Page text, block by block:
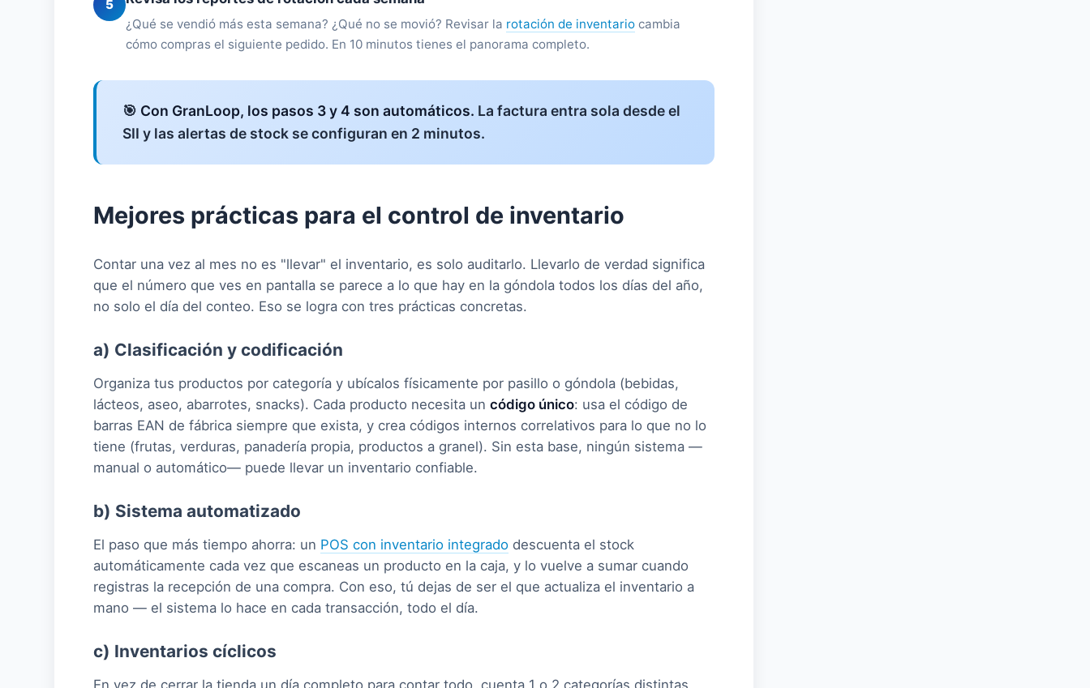
5
¿Qué se vendió más esta semana? ¿Qué no se movió? Revisar la rotación de inventario cambia
cómo compras el siguiente pedido. En 10 minutos tienes el panorama completo.
🎯 Con GranLoop, los pasos 3 y 4 son automáticos. La factura entra sola desde el
SII y las alertas de stock se configuran en 2 minutos.
Mejores prácticas para el control de inventario
Contar una vez al mes no es "llevar" el inventario, es solo auditarlo. Llevarlo de verdad significa
que el número que ves en pantalla se parece a lo que hay en la góndola todos los días del año,
no solo el día del conteo. Eso se logra con tres prácticas concretas.
a) Clasificación y codificación
Organiza tus productos por categoría y ubícalos físicamente por pasillo o góndola (bebidas,
lácteos, aseo, abarrotes, snacks). Cada producto necesita uncódigo único: usa el código de
barras EAN de fábrica siempre que exista, y crea códigos internos correlativos para lo que no lo
tiene (frutas, verduras, panadería propia, productos a granel). Sin esta base, ningún sistema —
manual o automático— puede llevar un inventario confiable.
b) Sistema automatizado
El paso que más tiempo ahorra: un POS con inventario integrado descuenta el stock
automáticamente cada vez que escaneas un producto en la caja, y lo vuelve a sumar cuando
registras la recepción de una compra. Con eso, tú dejas de ser el que actualiza el inventario a
mano — el sistema lo hace en cada transacción, todo el día.
c) Inventarios cíclicos
En vez de cerrar la tienda un día completo para contar todo, cuenta 1 o 2 categorías distintas